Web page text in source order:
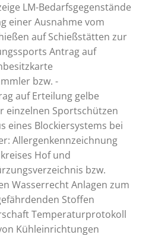
LM-Bedarfsgegenstände
einer Ausnahme vom
auf Schießstätten zur
Antrag auf
bzw. -
auf Erteilung gelbe
einzelnen Sportschützen
eines Blockiersystems bei
Allergenkennzeichnung
Hof und
bzw.
Wasserrecht Anlagen zum
Stoffen
Temperaturprotokoll
Kühleinrichtungen